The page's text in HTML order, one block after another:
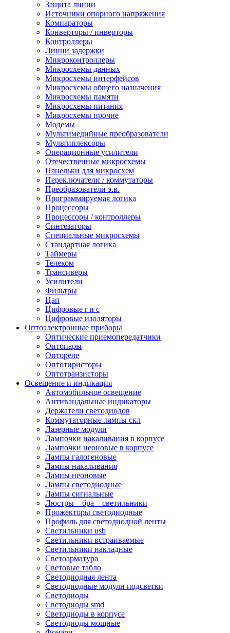
Защита линии
Источники опорного напряжения
Компараторы
Конверторы / инверторы
Контроллеры
Линии задержки
Микроконтроллеры
Микросхемы данных
Микросхемы интерфейсов
Микросхемы общего назначения
Микросхемы памяти
Микросхемы питания
Микросхемы прочие
Модемы
Мультимедийные преобразователи
Мультиплексоры
Операционные усилители
Отечественные микросхемы
Панельки для микросхем
Переключатели / коммутаторы
Преобразователи э.в.
Программируемая логика
Процессоры
Процессоры / контроллеры
Синтезаторы
Специальные микросхемы
Стандартная логика
Таймеры
Телеком
Трансиверы
Усилители
Фильтры
Цап
Цифровые r и c
Цифровые изоляторы
Оптоэлектронные приборы
Оптические приемопередатчики
Оптопары
Оптореле
Оптотиристоры
Оптотранзисторы
Освещение и индикация
Автомобильное освещение
Антивандальные индикаторы
Держатели светодиодов
Коммутаторные лампы скл
Лазерные модули
Лампочки накаливания в корпусе
Лампочки неоновые в корпусе
Лампы галогеновые
Лампы накаливания
Лампы неоновые
Лампы светодиодные
Лампы сигнальные
Люстры _ бра _ светильники
Прожекторы светодиодные
Профиль для светодиодной ленты
Светильники usb
Светильники встраиваемые
Светильники накладные
Светоарматура
Световые табло
Светодиодная лента
Светодиодные модули подсветки
Светодиоды
Светодиоды smd
Светодиоды в корпусе
Светодиоды мощные